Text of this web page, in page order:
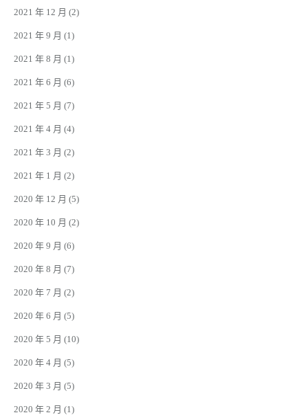
2021 年 12 月 (2)
2021 年 9 月 (1)
2021 年 8 月 (1)
2021 年 6 月 (6)
2021 年 5 月 (7)
2021 年 4 月 (4)
2021 年 3 月 (2)
2021 年 1 月 (2)
2020 年 12 月 (5)
2020 年 10 月 (2)
2020 年 9 月 (6)
2020 年 8 月 (7)
2020 年 7 月 (2)
2020 年 6 月 (5)
2020 年 5 月 (10)
2020 年 4 月 (5)
2020 年 3 月 (5)
2020 年 2 月 (1)